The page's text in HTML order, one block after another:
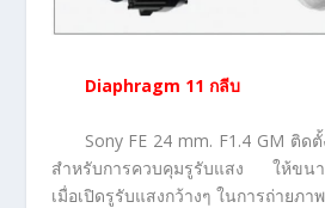
Diaphragm 11 กลีบ
Sony FE 24 mm. F1.4 GM ติด
สำหรับการควบคุมรูรับแสง ให้ขนา
เมื่อเปิดรูรับแสงกว้างๆ ในการถ่ายภ